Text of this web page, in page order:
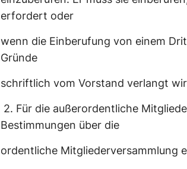
erfordert oder
wenn die Einberufung von einem
Gründe
schriftlich vom Vorstand verlangt
2. Für die außerordentliche
Bestimmungen über die
ordentliche Mitgliederversammlung